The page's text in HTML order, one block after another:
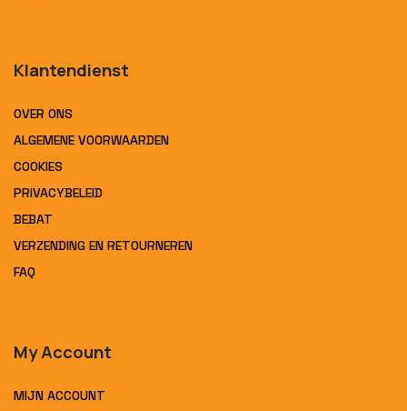
Klantendienst
OVER ONS
ALGEMENE VOORWAARDEN
COOKIES
PRIVACYBELEID
BEBAT
VERZENDING EN RETOURNEREN
FAQ
My Account
MIJN ACCOUNT